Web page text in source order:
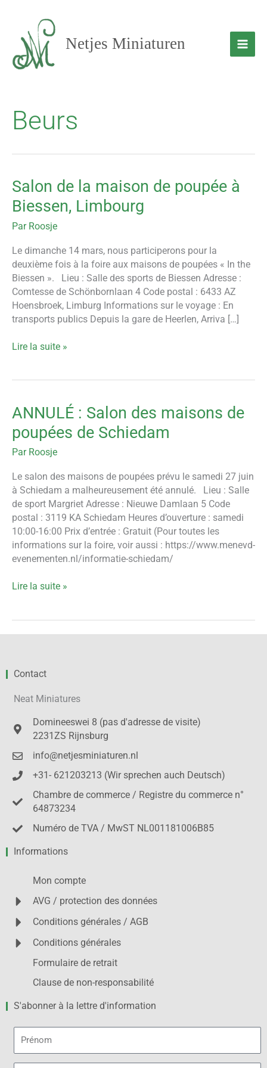
contenu
Netjes Miniaturen
Beurs
Salon de la maison de poupée à
Biessen, Limbourg
Par Roosje
Le dimanche 14 mars, nous participerons pour la
deuxième fois à la foire aux maisons de poupées « In the
Biessen ». Lieu : Salle des sports de Biessen Adresse :
Comtesse de Schönbornlaan 4 Code postal : 6433 AZ
Hoensbroek, Limburg Informations sur le voyage : En
transports publics Depuis la gare de Heerlen, Arriva […]
Salon
la
maison
poupée
à
Biessen,
Limbourg
Lire la suite »
ANNULÉ : Salon des maisons de
poupées de Schiedam
Par Roosje
Le salon des maisons de poupées prévu le samedi 27 juin
à Schiedam a malheureusement été annulé. Lieu : Salle
de sport Margriet Adresse : Nieuwe Damlaan 5 Code
postal : 3119 KA Schiedam Heures d’ouverture : samedi
10:00-16:00 Prix d’entrée : Gratuit (Pour toutes les
informations sur la foire, voir aussi : https://www.menevd-
evenementen.nl/informatie-schiedam/
ANNULÉ
Salon
des
de
poupées
de
Schiedam
Lire la suite »
Contact
Neat Miniatures
Domineeswei 8 (pas d'adresse de visite)
2231ZS Rijnsburg
info@netjesminiaturen.nl
+31- 621203213 (Wir sprechen auch Deutsch)
Chambre de commerce / Registre du commerce n°
64873234
Numéro de TVA / MwST NL001181006B85
Informations
Mon compte
AVG / protection des données
Conditions générales / AGB
Conditions générales
Formulaire de retrait
Clause de non-responsabilité
S'abonner à la lettre d'information